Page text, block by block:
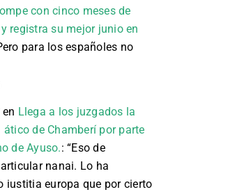
con cinco meses de
registra su mejor junio en
para los españoles no
en Llega a los juzgados la
ático de Chamberí por parte
de Ayuso.: “Eso de
nanai. Lo ha
iustitia europa que por cierto